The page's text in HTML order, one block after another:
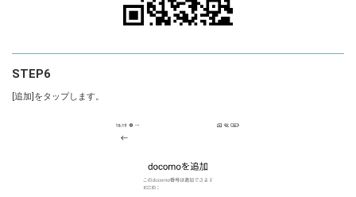
STEP6
[追加]をタップします。